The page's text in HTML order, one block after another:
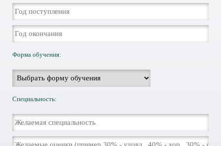
Форма обучения:
Специальность: